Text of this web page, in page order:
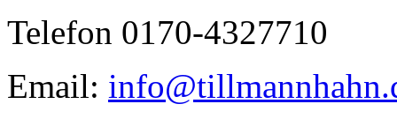
Telefon 0170-4327710
Email: